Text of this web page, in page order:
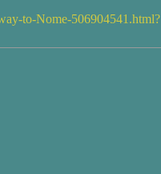
to-Nome-506904541.html?